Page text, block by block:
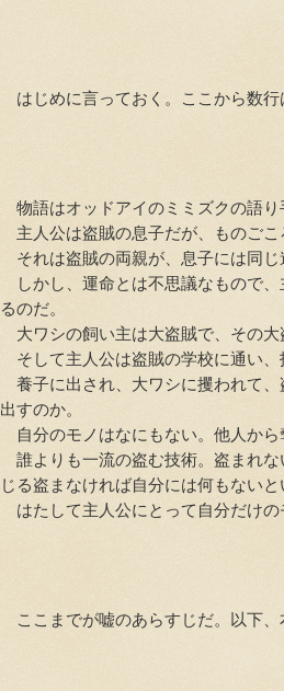
はじめに言っておく。ここから数行
物語はオッドアイのミミズクの語り
主人公は盗賊の息子だが、ものごこ
それは盗賊の両親が、息子には同じ
しかし、運命とは不思議なもので
るのだ。
大ワシの飼い主は大盗賊で、その大
そして主人公は盗賊の学校に通い、
養子に出され、大ワシに攫われて
出すのか。
自分のモノはなにもない。他人から
誰よりも一流の盗む技術。盗まれ
じる盗まなければ自分には何もないと
はたして主人公にとって自分だけ
ここまでが嘘のあらすじだ。以下、